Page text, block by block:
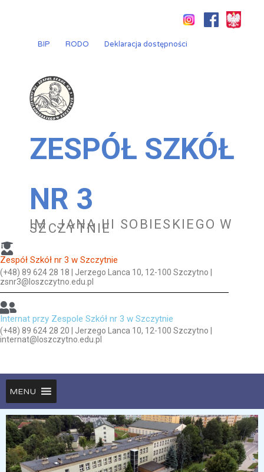
BIP
RODO Deklaracja dostępności
ZESPÓŁ SZKÓŁ
NR 3
IM. JANA III SOBIESKIEGO W
SZCZYTNIE
Zespół Szkół nr 3 w Szczytnie
(+48) 89 624 28 18 | Jerzego Lanca 10, 12-100 Szczytno |
zsnr3@loszczytno.edu.pl
Internat przy Zespole Szkół nr 3 w Szczytnie
(+48) 89 624 28 20 | Jerzego Lanca 10, 12-100 Szczytno |
internat@loszczytno.edu.pl
MENU